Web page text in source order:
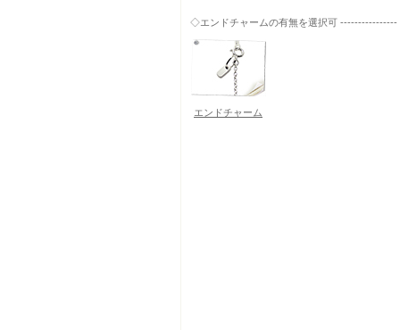
◇エンドチャームの有無を選択可 ----------------
エンドチャーム